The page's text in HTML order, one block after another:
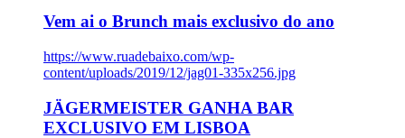
Vem ai o Brunch mais exclusivo do ano
https://www.ruadebaixo.com/wp-
content/uploads/2019/12/jag01-335x256.jpg
JÄGERMEISTER GANHA BAR
EXCLUSIVO EM LISBOA